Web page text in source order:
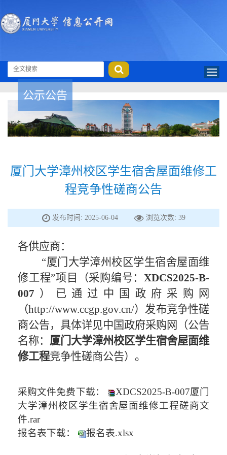
公示公告
厦门大学漳州校区学生宿舍屋面维修工
程竞争性磋商公告
发布时间: 2025-06-04 浏览次数: 39
各供应商：
“厦门大学漳州校区学生宿舍屋面维
修工程”项目（采购编号： XDCS2025-B-
007 ）已 通过 中国政府采购网
（http://www.ccgp.gov.cn/）发布竞争性磋
商公告，具体详见中国政府采购网（公告
名称： 厦门大学漳州校区学生宿舍屋面维
修工程竞争性磋商公告）。
采购文件免费下载：
XDCS2025-B-007厦门
大学漳州校区学生宿舍屋面维修工程磋商文
件.rar
报名表下载： 报名表.xlsx